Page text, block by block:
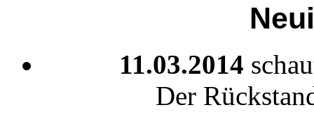
11.03.2014
Der